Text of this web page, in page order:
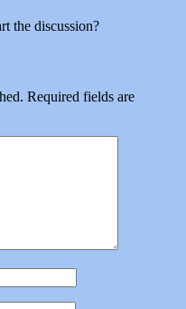
the discussion?
Required fields are